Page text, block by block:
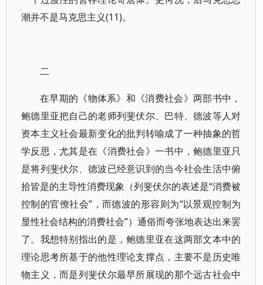
潮并不是马克思主义(11)。
二
在早期的《物体系》和《消费社会》两部书中，
鲍德里亚把自己的老师列斐伏尔、巴特、德波等人对
资本主义社会最新变化的批判转喻成了一种抽象的哲
学反思，尤其是在《消费社会》一书中，鲍德里亚只
是将列斐伏尔、德波已经意识到的当今社会生活中俯
拾皆是的主导性消费现象（列斐伏尔的表述是“消费被
控制的官僚社会”，而德波的形容则为“以景观控制为
显性社会结构的消费社会”）通俗而夸张地表达出来罢
了。我想特别指出的是，鲍德里亚在这两部文本中的
理论思考所基于的他性理论支撑点，主要不是历史唯
物主义，而是列斐伏尔最早所展现的那个远古社会中